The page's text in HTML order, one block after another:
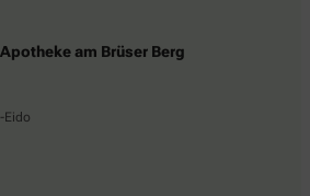
am Brüser Berg
Eido